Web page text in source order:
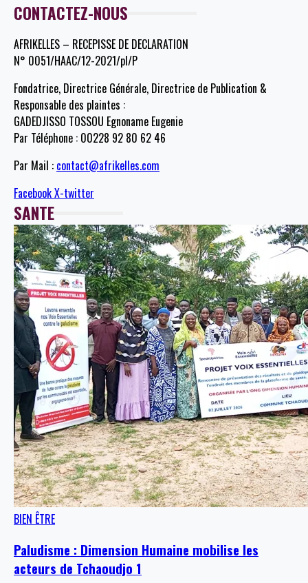
CONTACTEZ-NOUS
AFRIKELLES – RECEPISSE DE DECLARATION
N° 0051/HAAC/12-2021/pl/P
Fondatrice, Directrice Générale, Directrice de Publication &
Responsable des plaintes :
GADEDJISSO TOSSOU Egnoname Eugenie
Par Téléphone : 00228 92 80 62 46
Par Mail : contact@afrikelles.com
FacebookX-twitter
SANTE
BIEN ÊTRE
Paludisme : Dimension Humaine mobilise les
acteurs de Tchaoudjo 1